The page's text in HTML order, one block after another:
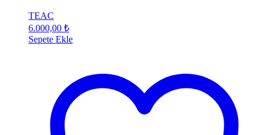
TEAC
6.000,00 ₺
Sepete Ekle